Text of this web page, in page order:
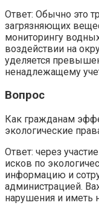
Ответ: Обычно это
загрязняющих
мониторингу
воздействии на
уделяется
ненадлежащему
Вопрос
Как гражданам
экологические
Ответ: через
исков по
информацию и
администрацией.
нарушения и иметь